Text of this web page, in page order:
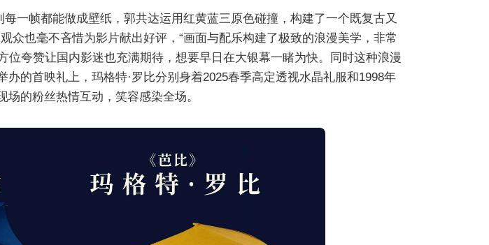
每一帧都能做成壁纸，郭共达运用红黄蓝三原色碰撞，构建了一个既复古又
众也毫不吝惜为影片献出好评，“画面与配乐构建了极致的浪漫美学，非常
位夸赞让国内影迷也充满期待，想要早日在大银幕一睹为快。同时这种浪漫
的首映礼上，玛格特·罗比分别身着2025春季高定透视水晶礼服和1998年
的粉丝热情互动，笑容感染全场。